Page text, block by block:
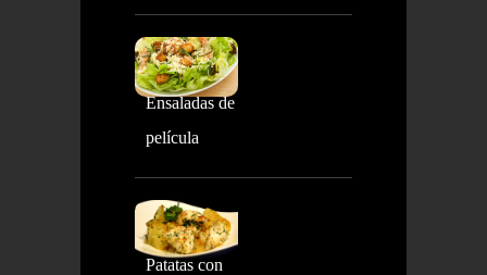
Ensaladas de
película
Patatas con